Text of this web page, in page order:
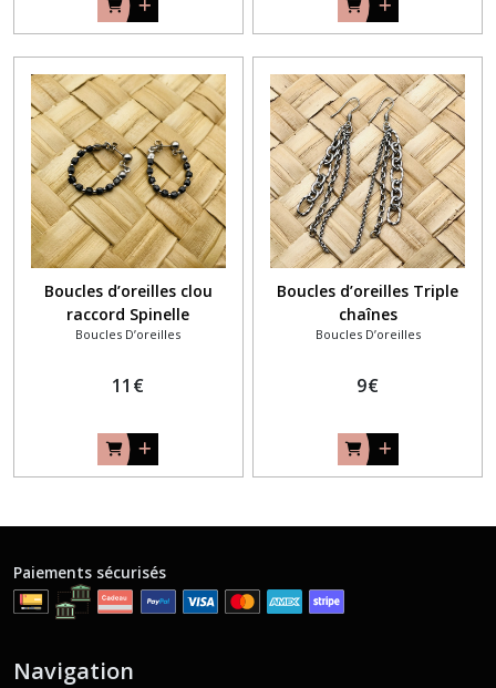
Boucles d’oreilles clou
raccord Spinelle
Boucles D’oreilles
11 €
Boucles d’oreilles Triple
chaînes
Boucles D’oreilles
9€
Paiements sécurisés
Navigation